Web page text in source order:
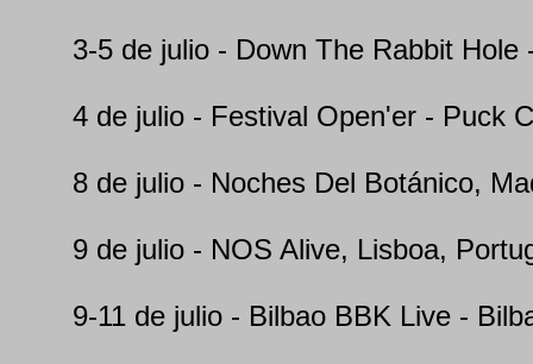
3-5 de julio - Down The Rabbit
4 de julio - Festival Open'er - Puck
8 de julio - Noches Del Botánico,
9 de julio - NOS Alive, Lisboa,
9-11 de julio - Bilbao BBK Live -